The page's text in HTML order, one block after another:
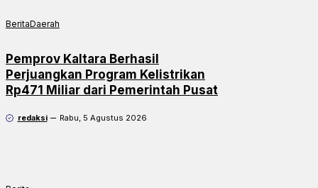
BeritaDaerah
Pemprov Kaltara Berhasil
Perjuangkan Program Kelistrikan
Rp471 Miliar dari Pemerintah Pusat
redaksi Rabu, 5 Agustus 2026